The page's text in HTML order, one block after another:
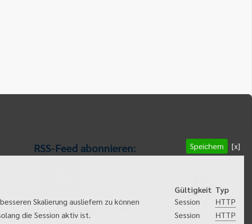
RSS-Feed abonnieren:
Gemeindeanzeiger abonnieren
Speichern [x]
Gültigkeit Typ
Skalierung ausliefern zu können Session
HTTP
die Session aktiv ist. Session
HTTP